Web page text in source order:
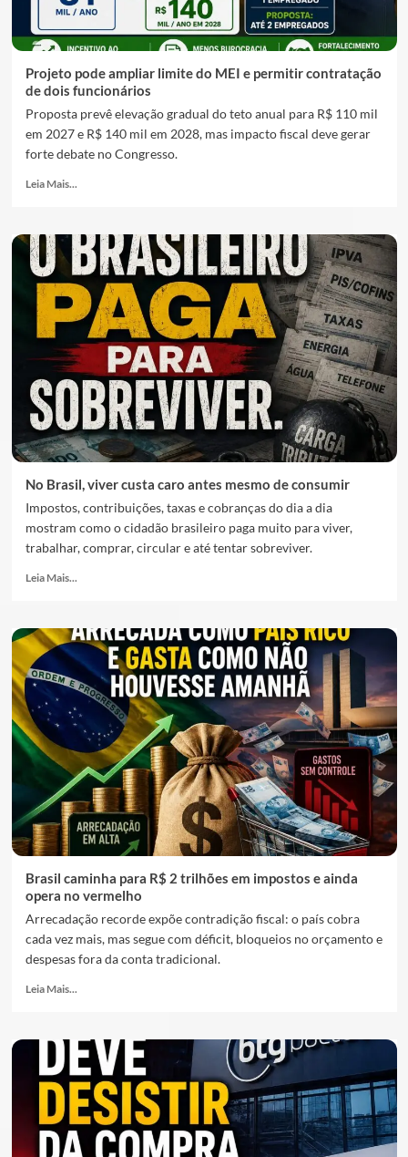
Projeto pode ampliar limite do MEI e permitir contratação
de dois funcionários
Proposta prevê elevação gradual do teto anual para R$ 110 mil
em 2027 e R$ 140 mil em 2028, mas impacto fiscal deve gerar
forte debate no Congresso.
Leia Mais...
No Brasil, viver custa caro antes mesmo de consumir
Impostos, contribuições, taxas e cobranças do dia a dia
mostram como o cidadão brasileiro paga muito para viver,
trabalhar, comprar, circular e até tentar sobreviver.
Leia Mais...
Brasil caminha para R$ 2 trilhões em impostos e ainda
opera no vermelho
Arrecadação recorde expõe contradição fiscal: o país cobra
cada vez mais, mas segue com déficit, bloqueios no orçamento e
despesas fora da conta tradicional.
Leia Mais...